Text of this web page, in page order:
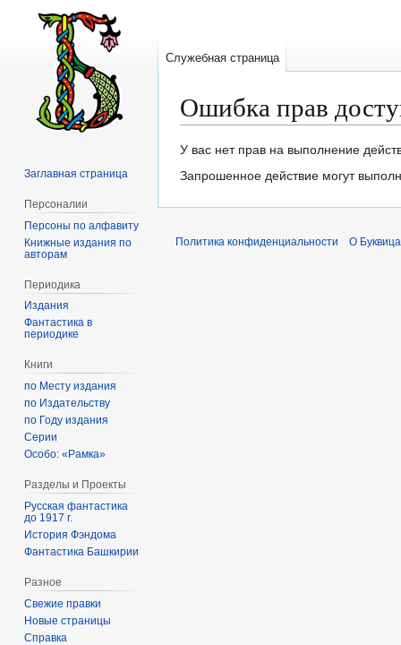
Ошибка прав
Перейти
к
Перейти
к
У вас нет прав на выполнение
Запрошенное действие могут
Служебная страница
Заглавная страница
Персоналии
Персоны по алфавиту
Книжные издания по
авторам
Периодика
Издания
Фантастика в
периодике
Книги
по Месту издания
по Издательству
по Году издания
Серии
Особо: «Рамка»
Разделы и Проекты
Русская фантастика
до 1917 г.
История Фэндома
Фантастика Башкирии
Разное
Свежие правки
Новые страницы
Справка
Политика конфиденциальности О Буквица